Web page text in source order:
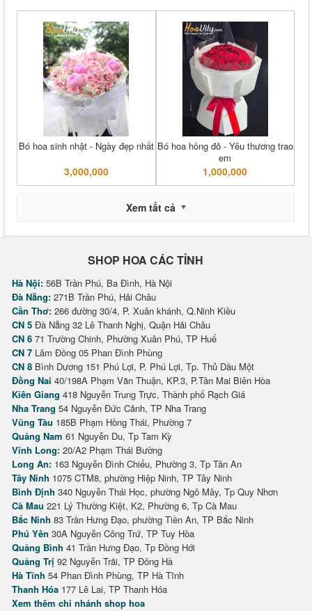
Bó hoa sinh nhật - Ngày đẹp nhất
3,000,000
Bó hoa hồng đỏ - Yêu thương trao
em
1,000,000
Xem tất cả
SHOP HOA CÁC TỈNH
Hà Nội: 56B Trần Phú, Ba Đình, Hà Nội
Đà Nẵng: 271B Trần Phú, Hải Châu
Cần Thơ: 266 đường 30/4, P. Xuân khánh, Q.Ninh Kiều
CN 5 Đà Nẵng 32 Lê Thanh Nghị, Quận Hải Châu
CN 6 71 Trường Chinh, Phường Xuân Phú, TP Huế
CN 7 Lâm Đồng 05 Phan Đình Phùng
CN 8 Bình Dương 151 Phú Lợi, P. Phú Lợi, Tp. Thủ Dầu Một
Đồng Nai 40/198A Phạm Văn Thuận, KP.3, P.Tân Mai Biên Hòa
Kiên Giang 418 Nguyễn Trung Trực, Thành phố Rạch Giá
Nha Trang 54 Nguyễn Đức Cảnh, TP Nha Trang
Vũng Tàu 185B Phạm Hồng Thái, Phường 7
Quảng Nam 61 Nguyễn Du, Tp Tam Kỳ
Vĩnh Long: 20/A2 Phạm Thái Bường
Long An: 163 Nguyễn Đình Chiểu, Phường 3, Tp Tân An
Tây Ninh 1075 CTM8, phường Hiệp Ninh, TP Tây Ninh
Bình Định 340 Nguyễn Thái Học, phường Ngô Mây, Tp Quy Nhơn
Cà Mau 221 Lý Thường Kiệt, K2, Phường 6, Tp Cà Mau
Bắc Ninh 83 Trần Hưng Đạo, phường Tiền An, TP Bắc Ninh
Phú Yên 30A Nguyễn Công Trứ, TP Tuy Hòa
Quảng Bình 41 Trần Hưng Đạo, Tp Đồng Hới
Quảng Trị 92 Nguyễn Trãi, TP Đông Hà
Hà Tĩnh 54 Phan Đình Phùng, TP Hà Tĩnh
Thanh Hóa 177 Lê Lai, TP Thanh Hóa
Xem thêm chi nhánh shop hoa